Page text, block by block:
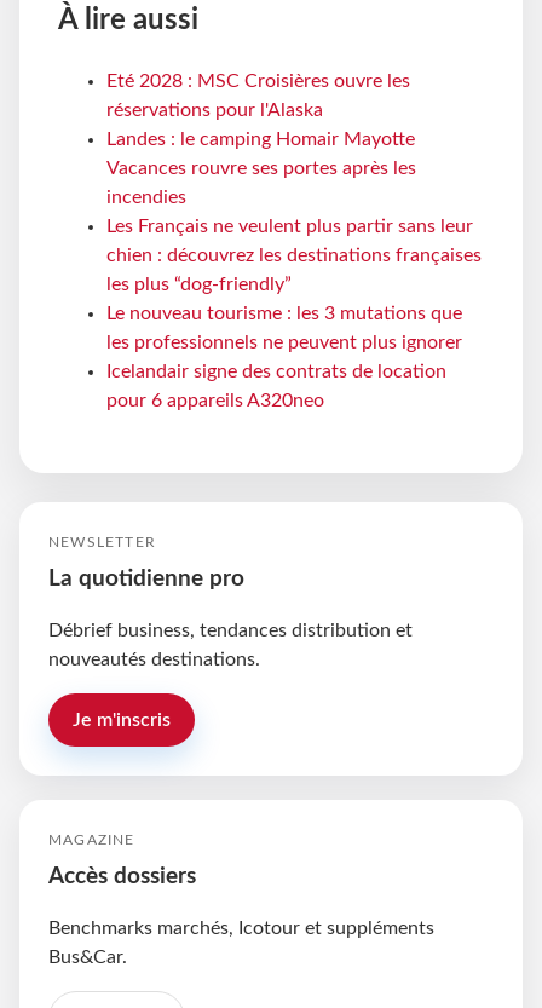
À lire aussi
Eté 2028 : MSC Croisières ouvre les
réservations pour l'Alaska
Landes : le camping Homair Mayotte
Vacances rouvre ses portes après les
incendies
Les Français ne veulent plus partir sans leur
chien : découvrez les destinations françaises
les plus “dog-friendly”
Le nouveau tourisme : les 3 mutations que
les professionnels ne peuvent plus ignorer
Icelandair signe des contrats de location
pour 6 appareils A320neo
NEWSLETTER
La quotidienne pro
Débrief business, tendances distribution et
nouveautés destinations.
Je m'inscris
MAGAZINE
Accès dossiers
Benchmarks marchés, Icotour et suppléments
Bus&Car.